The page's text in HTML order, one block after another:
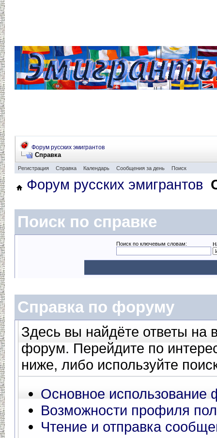
Форум русских эмигрантов
Справка
Регистрация Справка Календарь Сообщения за день Поиск
Форум русских эмигрантов
Поиск по справке
Поиск по ключевым словам:
Справка по форуму
Здесь вы найдёте ответы на
форум. Перейдите по
ниже, либо используйте
Основное использование
Возможности профиля
Чтение и отправка